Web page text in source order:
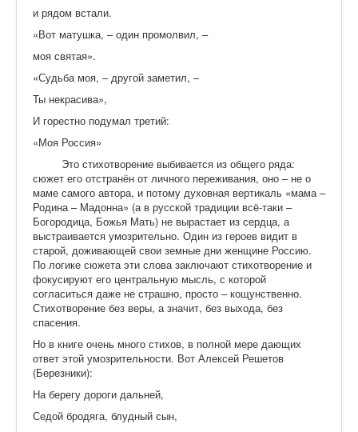
и рядом встали.
«Вот матушка, – один промолвил, –
моя святая».
«Судьба моя, – другой заметил, –
Ты некрасива»,
И горестно подумал третий:
«Моя Россия»
Это стихотворение выбивается из общего ряда:
сюжет его отстранён от личного переживания, оно – не о
маме самого автора, и потому духовная вертикаль «мама –
Родина – Мадонна» (а в русской традиции всё-таки –
Богородица, Божья Мать) не вырастает из сердца, а
выстраивается умозрительно. Один из героев видит в
старой, доживающей свои земные дни женщине Россию.
По логике сюжета эти слова заключают стихотворение и
фокусируют его центральную мысль, с которой
согласиться даже не страшно, просто – кощунственно.
Стихотворение без веры, а значит, без выхода, без
спасения.
Но в книге очень много стихов, в полной мере дающих
ответ этой умозрительности. Вот Алексей Решетов
(Березники):
На берегу дороги дальней,
Седой бродяга, блудный сын,